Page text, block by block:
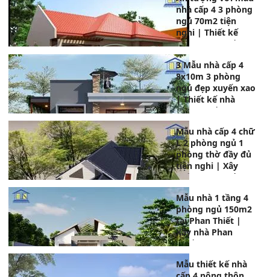
nhà cấp 4 3 phòng
ngủ 70m2 tiện
nghi | Thiết kế
nhà Phan Thiết
3 Mẫu nhà cấp 4
8x10m 3 phòng
ngủ đẹp xuyến xao
| Thiết kế nhà
Phan Thiết
Mẫu nhà cấp 4 chữ
L 2 phòng ngủ 1
phòng thờ đầy đủ
tiện nghi | Xây
nhà Phan Thiết
Mẫu nhà 1 tầng 4
phòng ngủ 150m2
tại Phan Thiết |
Xây nhà Phan
Thiết
Mẫu thiết kế nhà